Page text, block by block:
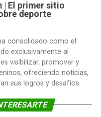
| El primer sitio
deporte
consolidado como el
exclusivamente al
visibilizar, promover y
ofreciendo noticias,
sus logros y desafíos.